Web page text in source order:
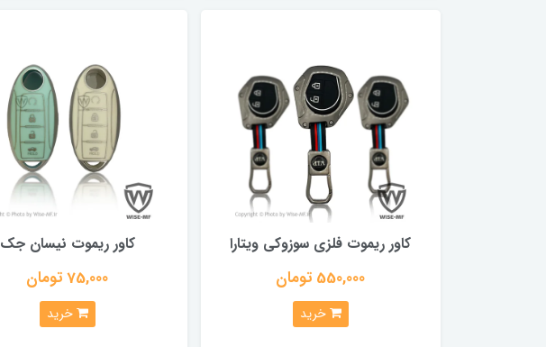
کاور ریموت فلزی سوزوکی ویتارا
550,000 تومان
خرید
کاور ریموت نیسان جک
75,000 تومان
خرید